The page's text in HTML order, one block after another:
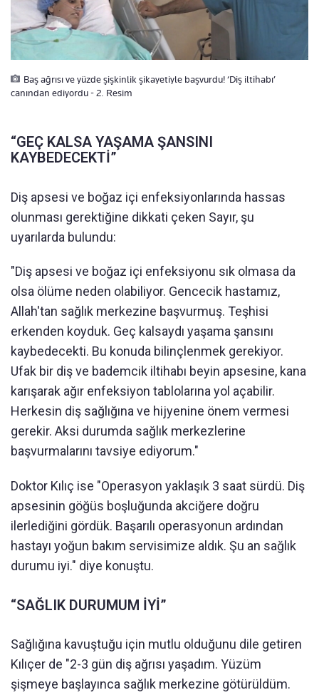
Baş ağrısı ve yüzde şişkinlik şikayetiyle başvurdu! ‘Diş iltihabı’
canından ediyordu - 2. Resim
“GEÇ KALSA YAŞAMA ŞANSINI
KAYBEDECEKTİ”
Diş apsesi ve boğaz içi enfeksiyonlarında hassas
olunması gerektiğine dikkati çeken Sayır, şu
uyarılarda bulundu:
"Diş apsesi ve boğaz içi enfeksiyonu sık olmasa da
olsa ölüme neden olabiliyor. Gencecik hastamız,
Allah'tan sağlık merkezine başvurmuş. Teşhisi
erkenden koyduk. Geç kalsaydı yaşama şansını
kaybedecekti. Bu konuda bilinçlenmek gerekiyor.
Ufak bir diş ve bademcik iltihabı beyin apsesine, kana
karışarak ağır enfeksiyon tablolarına yol açabilir.
Herkesin diş sağlığına ve hijyenine önem vermesi
gerekir. Aksi durumda sağlık merkezlerine
başvurmalarını tavsiye ediyorum."
Doktor Kılıç ise "Operasyon yaklaşık 3 saat sürdü. Diş
apsesinin göğüs boşluğunda akciğere doğru
ilerlediğini gördük. Başarılı operasyonun ardından
hastayı yoğun bakım servisimize aldık. Şu an sağlık
durumu iyi." diye konuştu.
“SAĞLIK DURUMUM İYİ”
Sağlığına kavuştuğu için mutlu olduğunu dile getiren
Kılıçer de "2-3 gün diş ağrısı yaşadım. Yüzüm
şişmeye başlayınca sağlık merkezine götürüldüm.